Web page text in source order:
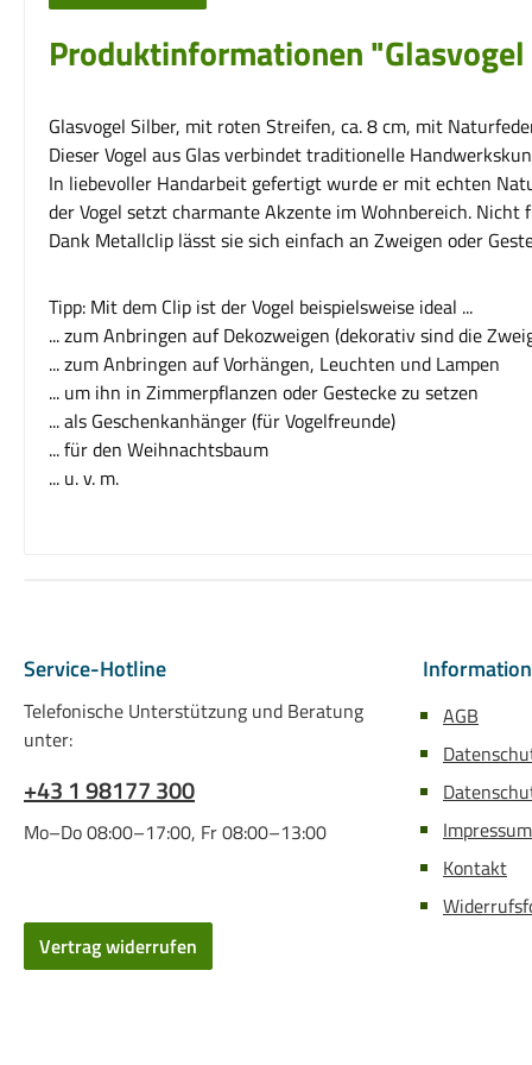
Produktinformationen
Glasvogel Silber, mit roten Streifen, ca. 8 cm, mit
Dieser Vogel aus Glas verbindet traditionelle
In liebevoller Handarbeit gefertigt wurde er mit echten
der Vogel setzt charmante Akzente im Wohnbereich. Nicht
Dank Metallclip lässt sie sich einfach an Zweigen oder
Tipp: Mit dem Clip ist der Vogel beispielsweise ideal ...
... zum Anbringen auf Dekozweigen (dekorativ sind die
... zum Anbringen auf Vorhängen, Leuchten und Lampen
... um ihn in Zimmerpflanzen oder Gestecke zu setzen
... als Geschenkanhänger (für Vogelfreunde)
... für den Weihnachtsbaum
... u. v. m.
Service-Hotline
Telefonische Unterstützung und Beratung
unter:
+43 1 98177 300
Mo–Do 08:00–17:00, Fr 08:00–13:00
Vertrag widerrufen
AGB
Impressum
Kontakt